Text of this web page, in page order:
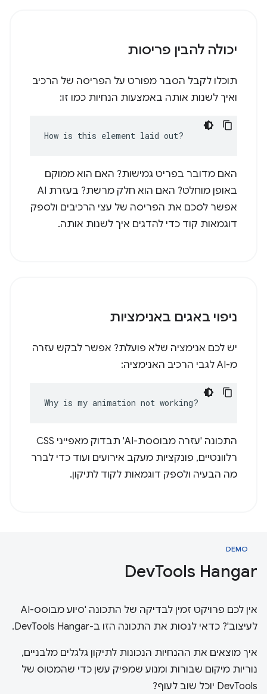
יכולה להבין פריסות
תוכלו לקבל הסבר מפורט על הפריסה של הרכיב
ואיך לשנות אותה באמצעות הנחיות כמו זו:
How is this element laid out?
האם מדובר בפריט גמישות? האם הוא ממוקם
באופן מוחלט? האם הוא חלק מרשת? בעזרת AI
אפשר לסכם את הפריסה של עצי הרכיבים ולספק
דוגמאות קוד כדי להדגים איך לשנות אותה.
ניפוי באגים באנימציות
יש לכם אנימציה שלא פועלת? אפשר לבקש עזרה
מ-AI לגבי הרכיב האנימציה:
Why is my animation not working?
התכונה 'עזרה מבוססת-AI' תבדוק מאפייני CSS
רלוונטיים, פונקציות מעקב אירועים ועוד כדי לברר
מה הבעיה ולספק דוגמאות לקוד לתיקון.
DEMO
DevTools Hangar
אין לכם פרויקט זמין לבדיקה של התכונה 'סיוע מבוסס-AI
לעיצוב'? כדאי לנסות את התכונה הזו ב-DevTools Hangar.
איך מוצאים את ההנחיות הנכונות לתיקון גלגלים מלבניים,
נוריות מיקום שבורות ומנוע שמפיק עשן כדי שהמטוס של
DevTools יוכל שוב לעוף?